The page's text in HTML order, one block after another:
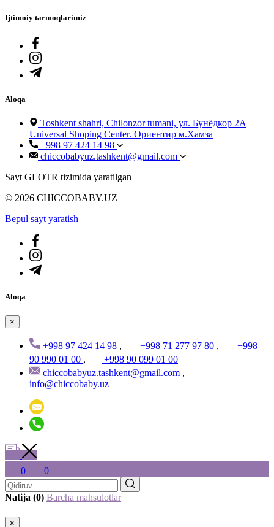
Ijtimoiy tarmoqlarimiz
Aloqa
Toshkent shahri, Chilonzor tumani, ул. Бунёдкор 2А
Universal Shoping Center. Ориентир м.Хамза
+998 97 424 14 98
chiccobabyuz.tashkent@gmail.com
Sayt GLOTR tizimida yaratilgan
© 2026 CHICCOBABY.UZ
Bepul sayt yaratish
Aloqa
×
+998 97 424 14 98 , +998 71 277 97 80 ,
+998
90 990 01 00 ,
+998 90 099 01 00
chiccobabyuz.tashkent@gmail.com ,
info@chiccobaby.uz
0 0
Natija (0) Barcha mahsulotlar
×